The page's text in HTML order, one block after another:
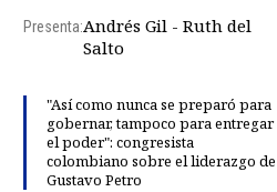
Presenta:Andrés Gil - Ruth del
Salto
"Así como nunca se preparó para
gobernar, tampoco para entregar
el poder": congresista
colombiano sobre el liderazgo de
Gustavo Petro